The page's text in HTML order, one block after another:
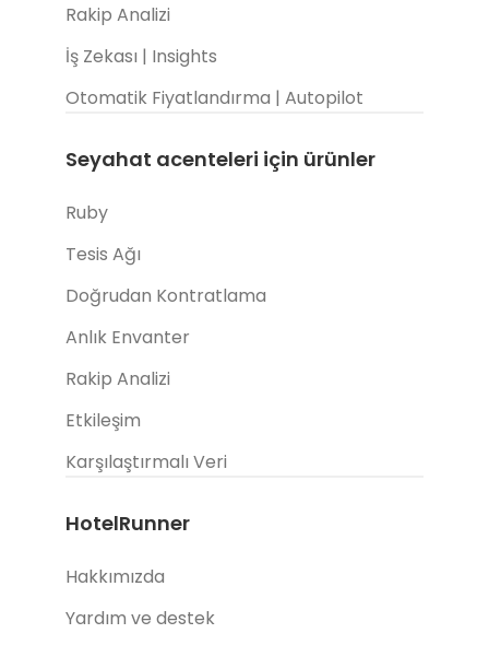
Rakip Analizi
İş Zekası | Insights
Otomatik Fiyatlandırma | Autopilot
Seyahat acenteleri için ürünler
Ruby
Tesis Ağı
Doğrudan Kontratlama
Anlık Envanter
Rakip Analizi
Etkileşim
Karşılaştırmalı Veri
HotelRunner
Hakkımızda
Yardım ve destek